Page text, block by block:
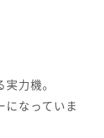
力機。
になっていま